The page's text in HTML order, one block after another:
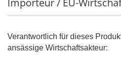
Importeur / EU-
Verantwortlich für dieses
ansässige Wirtschaftsakteur: